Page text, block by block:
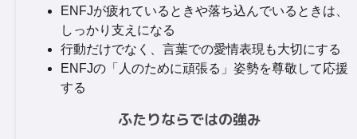
ENFJが疲れているときや落ち込んでいるときは、
しっかり支えになる
行動だけでなく、言葉での愛情表現も大切にする
ENFJの「人のために頑張る」姿勢を尊敬して応援
する
ふたりならではの強み